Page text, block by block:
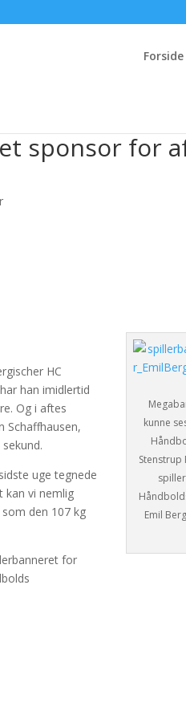
Forside
sponsor for
kunne
Stenstrup
Emil
HC
han imidlertid
Og i aftes
Schaffhausen,
uge tegnede
kan vi nemlig
den 107 kg
for